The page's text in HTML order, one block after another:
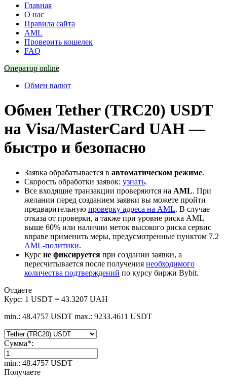
Главная
О нас
Правила сайта
AML
Проверить кошелек
FAQ
Оператор online
Обмен валют
Обмен Tether (TRC20) USDT
на Visa/MasterCard UAH —
быстро и безопасно
Заявка обрабатывается в автоматическом режиме.
Скорость обработки заявок: узнать.
Все входящие транзакции проверяются на AML. При
желании перед созданием заявки вы можете пройти
предварительную проверку адреса на AML. В случае
отказа от проверки, а также при уровне риска AML
выше 60% или наличии меток высокого риска сервис
вправе применить меры, предусмотренные пунктом 7.2
AML-политики.
Курс не фиксируется при создании заявки, а
пересчитывается после получения необходимого
количества подтверждений по курсу биржи Bybit.
Отдаете
Курс: 1 USDT = 43.3207 UAH
min.: 48.4757 USDT max.: 9233.4611 USDT
Сумма*:
min.: 48.4757 USDT
Получаете